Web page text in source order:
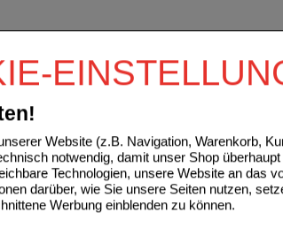
Website (z.B. Navigation, Warenkorb,
notwendig, damit unser Shop
Technologien, unsere Website an das
darüber, wie Sie unsere Seiten nutzen,
Werbung einblenden zu können.